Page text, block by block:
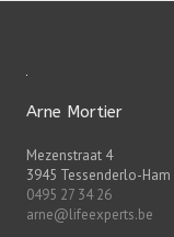
Arne Mortier
Mezenstraat 4
3945 Tessenderlo-Ham
0495 27 34 26
arne@lifeexperts.be